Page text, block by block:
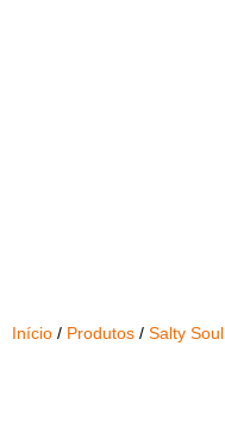
Início / Produtos / Salty Soul